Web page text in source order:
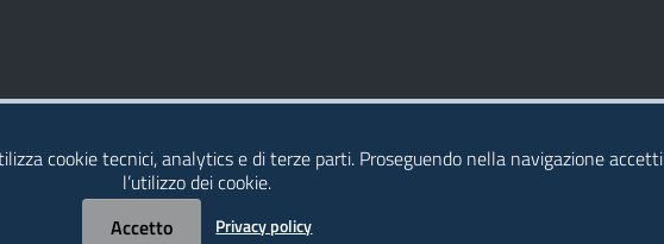
cookie tecnici, analytics e di terze parti. Proseguendo nella navigazione accetti
l’utilizzo dei cookie.
Accetto
Privacy policy